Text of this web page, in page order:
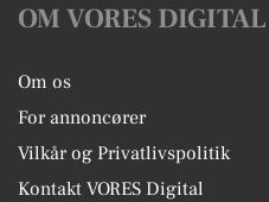
OM VORES DIGITAL
Om os
For annoncører
Vilkår og Privatlivspolitik
Kontakt VORES Digital